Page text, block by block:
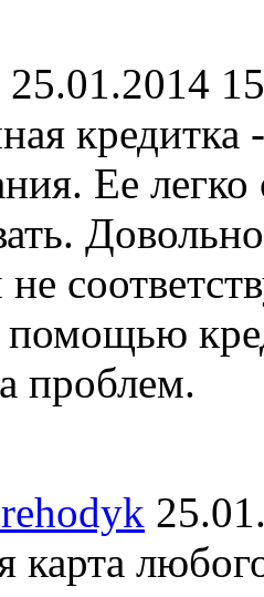
25.01.2014
Ее
проблем.
карта